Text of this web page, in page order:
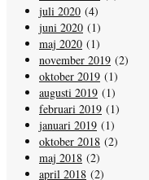
juli 2020 (4)
juni 2020 (1)
maj 2020 (1)
november 2019 (2)
oktober 2019 (1)
augusti 2019 (1)
februari 2019 (1)
januari 2019 (1)
oktober 2018 (2)
maj 2018 (2)
april 2018 (2)